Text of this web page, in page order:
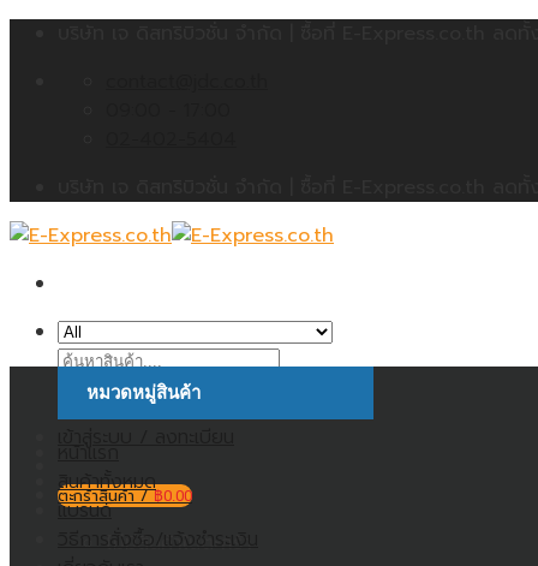
ค้นหา:
ตะกร้าสินค้า /฿0.00
ไม่มีสินค้าในตะกร้า
หมวดหมู่สินค้า
สินค้าทั้งหมด
แบรนด์
วิธีการสั่งซื้อ/แจ้งชำระเงิน